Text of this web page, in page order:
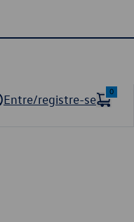
Entre/registre-se
0